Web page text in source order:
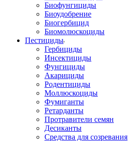
Биофунгициды
Биоудобрение
Биогербицид
Биомолюскоциды
Пестициды
Гербициды
Инсектициды
Фунгициды
Акарициды
Родентициды
Моллюскоциды
Фумиганты
Ретарданты
Протравители семян
Десиканты
Средства для созревания